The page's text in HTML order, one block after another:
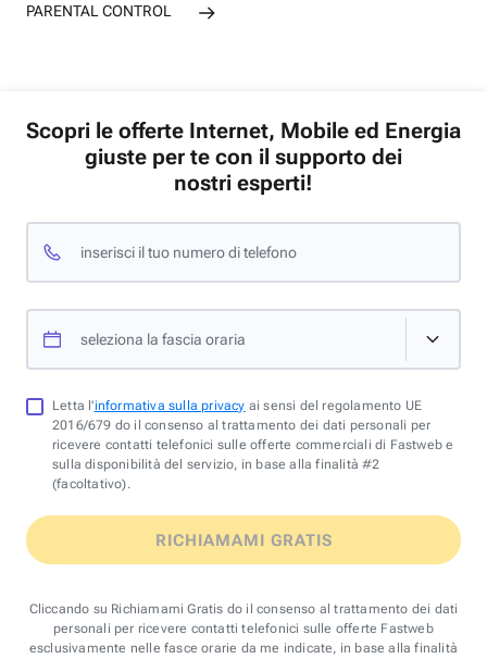
PARENTAL CONTROL
Scopri le offerte Internet, Mobile ed Energia
giuste per te con il supporto dei
nostri esperti!
inserisci il tuo numero di telefono
seleziona la fascia oraria
Letta l'informativa sulla privacy ai sensi del regolamento UE
2016/679 do il consenso al trattamento dei dati personali per
ricevere contatti telefonici sulle offerte commerciali di Fastweb e
sulla disponibilità del servizio, in base alla finalità #2
(facoltativo).
RICHIAMAMI GRATIS
Cliccando su Richiamami Gratis do il consenso al trattamento dei dati
personali per ricevere contatti telefonici sulle offerte Fastweb
esclusivamente nelle fasce orarie da me indicate, in base alla finalità